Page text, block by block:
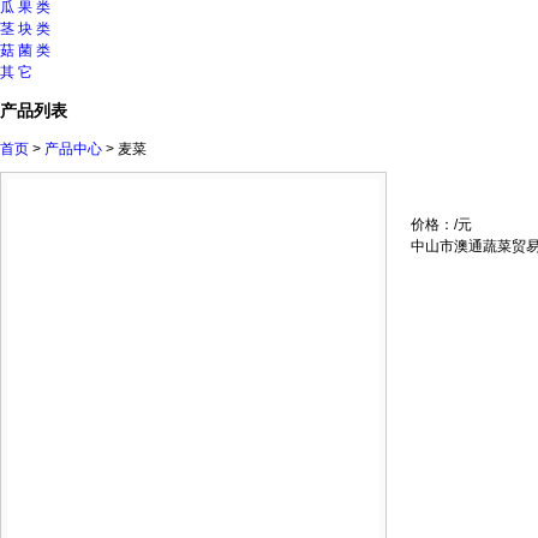
瓜 果 类
茎 块 类
菇 菌 类
其 它
产品列表
首页 > 产品中心 > 麦菜
价格：/元
中山市澳通蔬菜贸